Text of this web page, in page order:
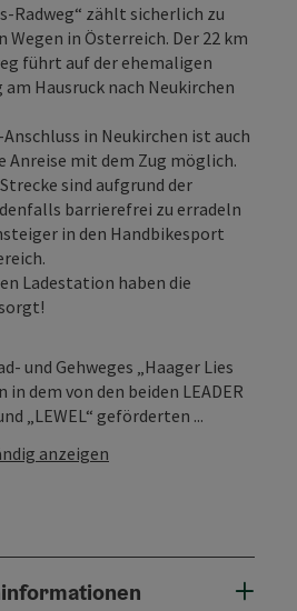
Radweg“ zählt sicherlich zu
Wegen in Österreich. Der 22 km
führt auf der ehemaligen
Hausruck nach Neukirchen
in Neukirchen ist auch
Anreise mit dem Zug möglich.
sind aufgrund der
barrierefrei zu erradeln
in den Handbikesport
Ladestation haben die
und Gehweges „Haager Lies
dem von den beiden LEADER
„LEWEL“ geförderten ...
anzeigen